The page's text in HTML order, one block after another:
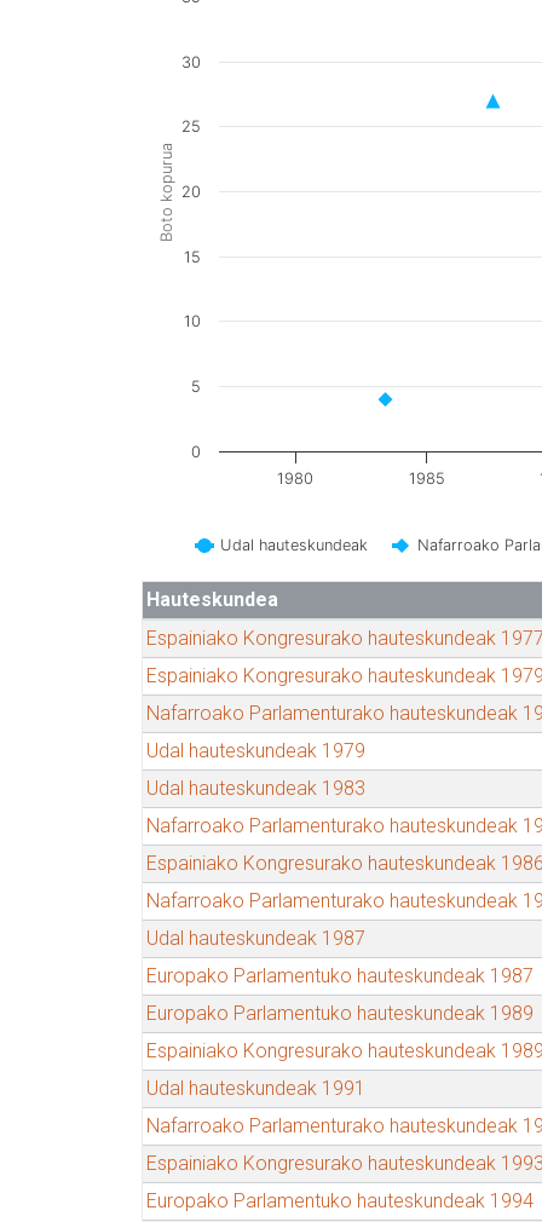
Boto kopurua
Udal hauteskundeak Nafarroako
1980 1985
0
5
10
15
20
25
30
Hauteskundea
Espainiako Kongresurako hauteskundeak 1977
Espainiako Kongresurako hauteskundeak 1979
Nafarroako Parlamenturako hauteskundeak
Udal hauteskundeak 1979
Udal hauteskundeak 1983
Nafarroako Parlamenturako hauteskundeak
Espainiako Kongresurako hauteskundeak 1986
Nafarroako Parlamenturako hauteskundeak
Udal hauteskundeak 1987
Europako Parlamentuko hauteskundeak 1987
Europako Parlamentuko hauteskundeak 1989
Espainiako Kongresurako hauteskundeak 1989
Udal hauteskundeak 1991
Nafarroako Parlamenturako hauteskundeak
Espainiako Kongresurako hauteskundeak 1993
Europako Parlamentuko hauteskundeak 1994